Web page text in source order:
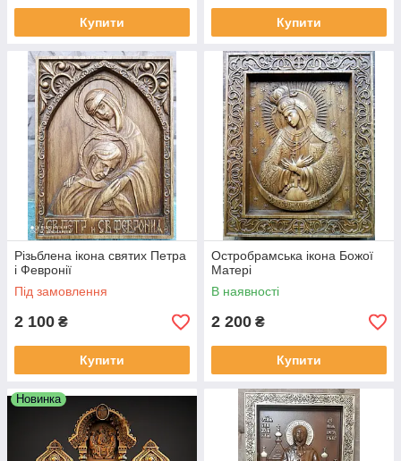
Ікони різьблені лікаря Євгена Боткіна і
Святого муч. Агафангела (моделі розроблені
під замовлення)
Породи дерева з якими ми працюємо: дуб,
Купити Купити
Різьблена ікона святих Петра
і Февронії
Під замовлення
2 100 ₴
Купити
Остробрамська ікона Божої
Матері
В наявності
2 200 ₴
Купити
Новинка